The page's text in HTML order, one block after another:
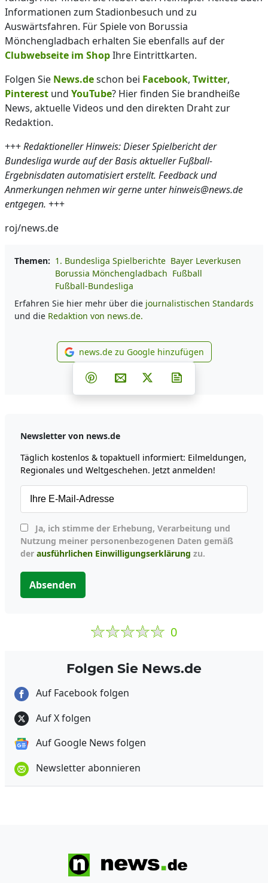
Informationen zum Stadionbesuch und zu
Auswärtsfahren. Für Spiele von Borussia
Mönchengladbach erhalten Sie ebenfalls auf der
Clubwebseite im ShopIhre Eintrittkarten.
Folgen Sie News.deschon bei Facebook, Twitter,
Pinterest und YouTube? Hier finden Sie brandheiße
News, aktuelle Videos und den direkten Draht zur
Redaktion.
+++Redaktioneller Hinweis: Dieser Spielbericht der
Bundesliga wurde auf der Basis aktueller Fußball-
Ergebnisdaten automatisiert erstellt. Feedback und
Anmerkungen nehmen wir gerne unter hinweis@news.de
entgegen. +++
roj/news.de
Themen: 1. Bundesliga Spielberichte Bayer Leverkusen
Borussia Mönchengladbach Fußball
Fußball-Bundesliga
Erfahren Sie hier mehr über die journalistischen Standards
und die Redaktion von news.de.
news.de zu Google
news.de zu Google hinzufügen
Teilen auf Facebook
Teilen auf Whatsapp
Teilen auf Telegram
Teilen auf Pinterest
Per E-Mail teilen
Post auf X
Newsletter von news.de
Täglich kostenlos & topaktuell informiert: Eilmeldungen,
Regionales und Weltgeschehen. Jetzt anmelden!
Nutzung meiner personenbezogenen Daten gemäß
der ausführlichen Einwilligungserklärung zu.
Absenden
0
Folgen Sie News.de
Auf Facebook folgen
Auf X folgen
Auf Google News folgen
Newsletter abonnieren